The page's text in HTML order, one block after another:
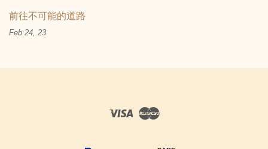
前往不可能的道路
Feb 24, 23
Visa Master